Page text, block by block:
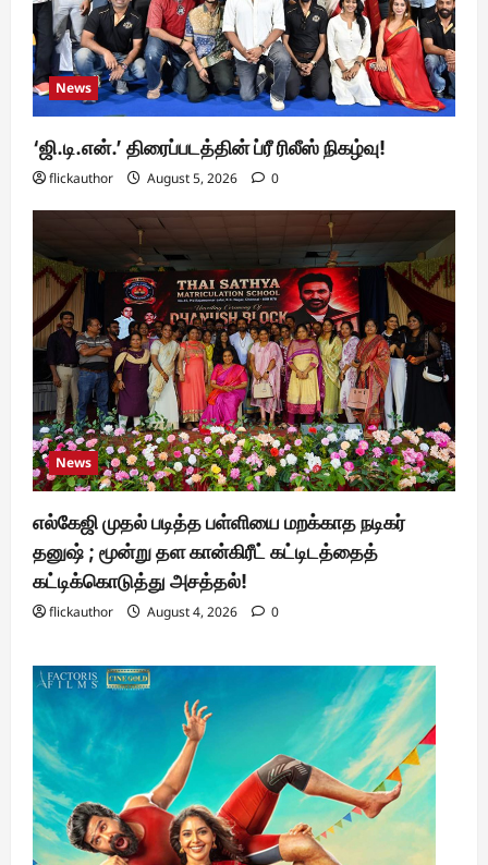
News
‘ஜி.டி.என்.’ திரைப்படத்தின் ப்ரீ ரிலீஸ் நிகழ்வு!
flickauthor August 5, 2026 0
News
எல்கேஜி முதல் படித்த பள்ளியை மறக்காத நடிகர்
தனுஷ் ; மூன்று தள கான்கிரீட் கட்டிடத்தைத்
கட்டிக்கொடுத்து அசத்தல்!
flickauthor August 4, 2026 0